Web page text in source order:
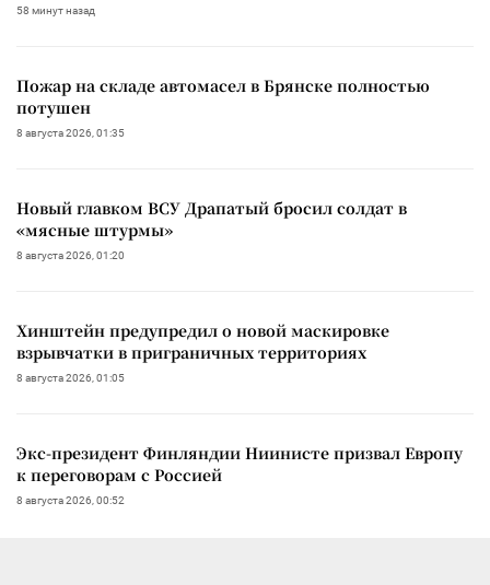
58 минут назад
Пожар на складе автомасел в Брянске полностью
потушен
8 августа 2026, 01:35
Новый главком ВСУ Драпатый бросил солдат в
«мясные штурмы»
8 августа 2026, 01:20
Хинштейн предупредил о новой маскировке
взрывчатки в приграничных территориях
8 августа 2026, 01:05
Экс-президент Финляндии Ниинисте призвал Европу
к переговорам с Россией
8 августа 2026, 00:52